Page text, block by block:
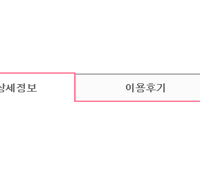
은 카드, 봉투, 스티커로 이루어져 있습니다.)